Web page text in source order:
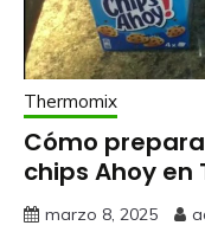
Thermomix
Cómo
chips Ahoy en
marzo 8, 2025